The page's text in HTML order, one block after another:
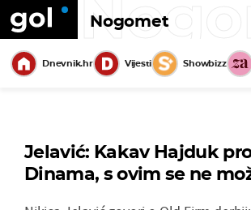
Nogomet
Dnevnik.hr Vijesti Showbizz
Jelavić: Kakav Hajduk
Dinama, s ovim se ne